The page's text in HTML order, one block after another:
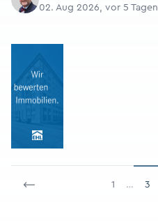
02. Aug 2026, vor 5 Tagen
1 … 3